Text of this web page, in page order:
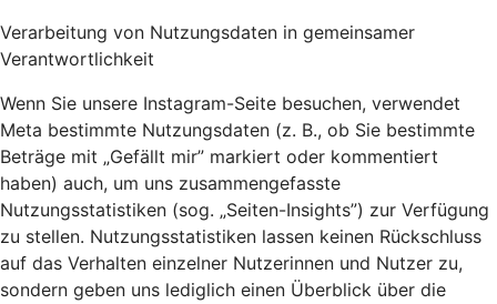
Verarbeitung von Nutzungsdaten in gemeinsamer
Verantwortlichkeit
Wenn Sie unsere Instagram-Seite besuchen, verwendet
Meta bestimmte Nutzungsdaten (z. B., ob Sie bestimmte
Beträge mit „Gefällt mir” markiert oder kommentiert
haben) auch, um uns zusammengefasste
Nutzungsstatistiken (sog. „Seiten-Insights”) zur Verfügung
zu stellen. Nutzungsstatistiken lassen keinen Rückschluss
auf das Verhalten einzelner Nutzerinnen und Nutzer zu,
sondern geben uns lediglich einen Überblick über die